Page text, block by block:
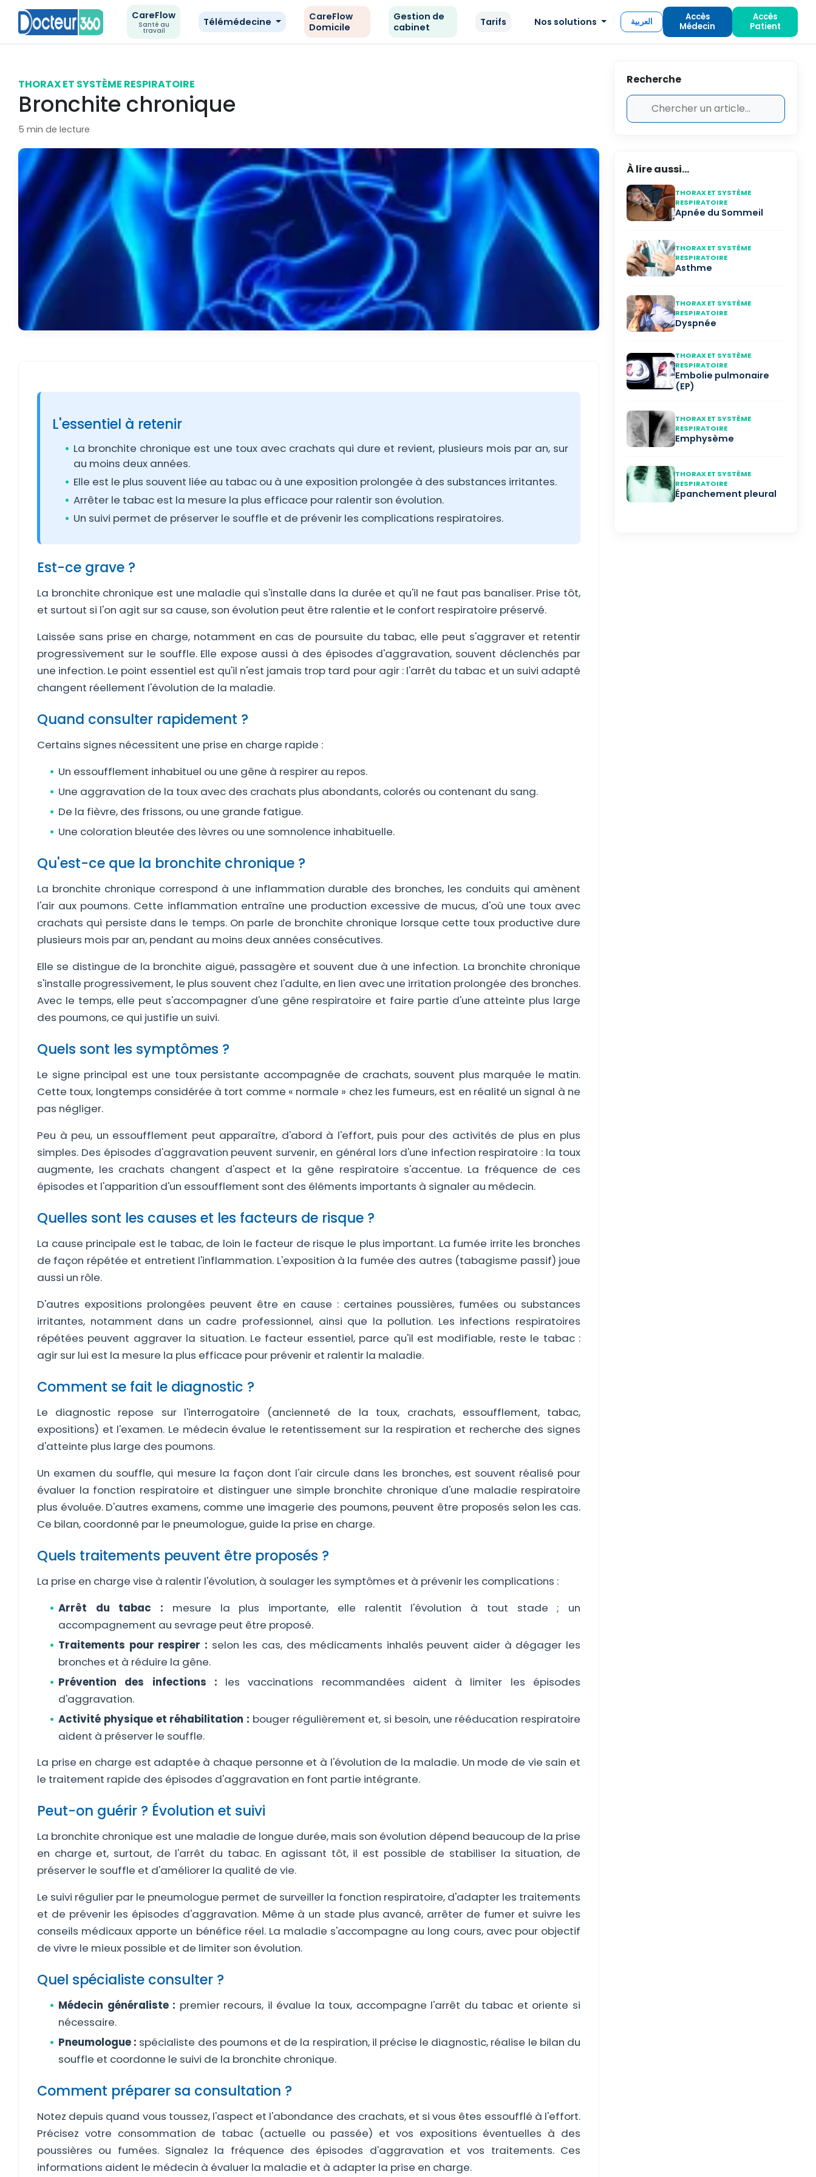
CareFlow
Santé au
travail
Télémédecine
CareFlow
Domicile
Gestion de
cabinet
Tarifs Nos solutions العربية
Accès
Médecin
Accès
Patient
THORAX ET SYSTÈME RESPIRATOIRE
Bronchite chronique
5 min de lecture
L'essentiel à retenir
La bronchite chronique est une toux avec crachats qui dure et revient, plusieurs mois par an, sur
au moins deux années.
Elle est le plus souvent liée au tabac ou à une exposition prolongée à des substances irritantes.
Arrêter le tabac est la mesure la plus efficace pour ralentir son évolution.
Un suivi permet de préserver le souffle et de prévenir les complications respiratoires.
Est-ce grave ?
La bronchite chronique est une maladie qui s'installe dans la durée et qu'il ne faut pas banaliser. Prise tôt,
et surtout si l'on agit sur sa cause, son évolution peut être ralentie et le confort respiratoire préservé.
Laissée sans prise en charge, notamment en cas de poursuite du tabac, elle peut s'aggraver et retentir
progressivement sur le souffle. Elle expose aussi à des épisodes d'aggravation, souvent déclenchés par
une infection. Le point essentiel est qu'il n'est jamais trop tard pour agir : l'arrêt du tabac et un suivi adapté
changent réellement l'évolution de la maladie.
Quand consulter rapidement ?
Certains signes nécessitent une prise en charge rapide :
Un essoufflement inhabituel ou une gêne à respirer au repos.
Une aggravation de la toux avec des crachats plus abondants, colorés ou contenant du sang.
De la fièvre, des frissons, ou une grande fatigue.
Une coloration bleutée des lèvres ou une somnolence inhabituelle.
Qu'est-ce que la bronchite chronique ?
La bronchite chronique correspond à une inflammation durable des bronches, les conduits qui amènent
l'air aux poumons. Cette inflammation entraîne une production excessive de mucus, d'où une toux avec
crachats qui persiste dans le temps. On parle de bronchite chronique lorsque cette toux productive dure
plusieurs mois par an, pendant au moins deux années consécutives.
Elle se distingue de la bronchite aiguë, passagère et souvent due à une infection. La bronchite chronique
s'installe progressivement, le plus souvent chez l'adulte, en lien avec une irritation prolongée des bronches.
Avec le temps, elle peut s'accompagner d'une gêne respiratoire et faire partie d'une atteinte plus large
des poumons, ce qui justifie un suivi.
Quels sont les symptômes ?
Le signe principal est une toux persistante accompagnée de crachats, souvent plus marquée le matin.
Cette toux, longtemps considérée à tort comme « normale » chez les fumeurs, est en réalité un signal à ne
pas négliger.
Peu à peu, un essoufflement peut apparaître, d'abord à l'effort, puis pour des activités de plus en plus
simples. Des épisodes d'aggravation peuvent survenir, en général lors d'une infection respiratoire : la toux
augmente, les crachats changent d'aspect et la gêne respiratoire s'accentue. La fréquence de ces
épisodes et l'apparition d'un essoufflement sont des éléments importants à signaler au médecin.
Quelles sont les causes et les facteurs de risque ?
La cause principale est le tabac, de loin le facteur de risque le plus important. La fumée irrite les bronches
de façon répétée et entretient l'inflammation. L'exposition à la fumée des autres (tabagisme passif) joue
aussi un rôle.
D'autres expositions prolongées peuvent être en cause : certaines poussières, fumées ou substances
irritantes, notamment dans un cadre professionnel, ainsi que la pollution. Les infections respiratoires
répétées peuvent aggraver la situation. Le facteur essentiel, parce qu'il est modifiable, reste le tabac :
agir sur lui est la mesure la plus efficace pour prévenir et ralentir la maladie.
Comment se fait le diagnostic ?
Le diagnostic repose sur l'interrogatoire (ancienneté de la toux, crachats, essoufflement, tabac,
expositions) et l'examen. Le médecin évalue le retentissement sur la respiration et recherche des signes
d'atteinte plus large des poumons.
Un examen du souffle, qui mesure la façon dont l'air circule dans les bronches, est souvent réalisé pour
évaluer la fonction respiratoire et distinguer une simple bronchite chronique d'une maladie respiratoire
plus évoluée. D'autres examens, comme une imagerie des poumons, peuvent être proposés selon les cas.
Ce bilan, coordonné par le pneumologue, guide la prise en charge.
Quels traitements peuvent être proposés ?
La prise en charge vise à ralentir l'évolution, à soulager les symptômes et à prévenir les complications :
Arrêt du tabac : mesure la plus importante, elle ralentit l'évolution à tout stade ; un
accompagnement au sevrage peut être proposé.
Traitements pour respirer : selon les cas, des médicaments inhalés peuvent aider à dégager les
bronches et à réduire la gêne.
Prévention des infections : les vaccinations recommandées aident à limiter les épisodes
d'aggravation.
Activité physique et réhabilitation : bouger régulièrement et, si besoin, une rééducation respiratoire
aident à préserver le souffle.
La prise en charge est adaptée à chaque personne et à l'évolution de la maladie. Un mode de vie sain et
le traitement rapide des épisodes d'aggravation en font partie intégrante.
Peut-on guérir ? Évolution et suivi
La bronchite chronique est une maladie de longue durée, mais son évolution dépend beaucoup de la prise
en charge et, surtout, de l'arrêt du tabac. En agissant tôt, il est possible de stabiliser la situation, de
préserver le souffle et d'améliorer la qualité de vie.
Le suivi régulier par le pneumologue permet de surveiller la fonction respiratoire, d'adapter les traitements
et de prévenir les épisodes d'aggravation. Même à un stade plus avancé, arrêter de fumer et suivre les
conseils médicaux apporte un bénéfice réel. La maladie s'accompagne au long cours, avec pour objectif
de vivre le mieux possible et de limiter son évolution.
Quel spécialiste consulter ?
Médecin généraliste : premier recours, il évalue la toux, accompagne l'arrêt du tabac et oriente si
nécessaire.
Pneumologue : spécialiste des poumons et de la respiration, il précise le diagnostic, réalise le bilan du
souffle et coordonne le suivi de la bronchite chronique.
Comment préparer sa consultation ?
Notez depuis quand vous toussez, l'aspect et l'abondance des crachats, et si vous êtes essoufflé à l'effort.
Précisez votre consommation de tabac (actuelle ou passée) et vos expositions éventuelles à des
poussières ou fumées. Signalez la fréquence des épisodes d'aggravation et vos traitements. Ces
informations aident le médecin à évaluer la maladie et à adapter la prise en charge.
Recherche
À lire aussi...
THORAX ET SYSTÈME
RESPIRATOIRE
Apnée du Sommeil
THORAX ET SYSTÈME
RESPIRATOIRE
Asthme
THORAX ET SYSTÈME
RESPIRATOIRE
Dyspnée
THORAX ET SYSTÈME
RESPIRATOIRE
Embolie pulmonaire
(EP)
THORAX ET SYSTÈME
RESPIRATOIRE
Emphysème
THORAX ET SYSTÈME
RESPIRATOIRE
Épanchement pleural